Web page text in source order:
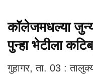
कॉलेजमधल्या
पुन्हा भेटीला
गुहागर, ता. 03 :